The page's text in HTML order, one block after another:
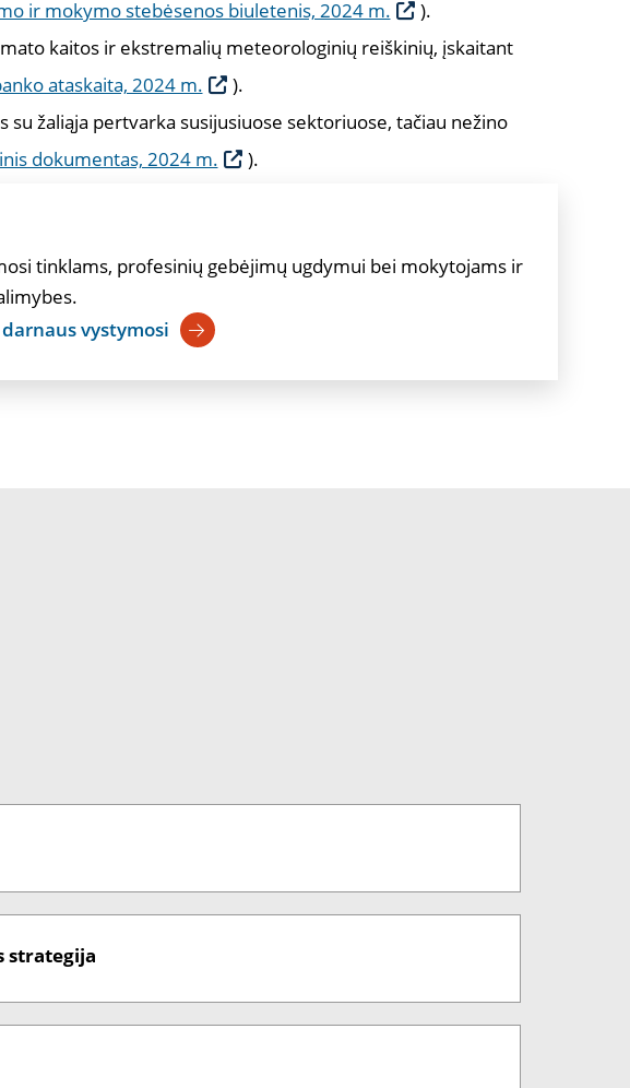
ir mokymo stebėsenos biuletenis, 2024 m.
).
kaitos ir ekstremalių meteorologinių reiškinių, įskaitant
ataskaita, 2024 m.
).
žaliąja pertvarka susijusiuose sektoriuose, tačiau nežino
dokumentas, 2024 m. ).
tinklams, profesinių gebėjimų ugdymui bei mokytojams ir
vystymosi
strategija